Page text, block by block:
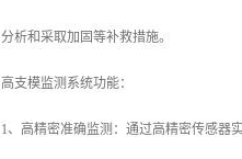
分析和采取加固等补救措施。
高支模监测系统功能：
1、高精密准确监测：通过高精密传感器